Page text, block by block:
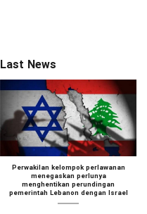
Last News
Perwakilan kelompok perlawanan
menegaskan perlunya
menghentikan perundingan
pemerintah Lebanon dengan Israel